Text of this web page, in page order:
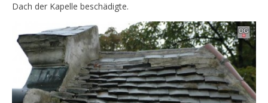
Dach der Kapelle beschädigte.